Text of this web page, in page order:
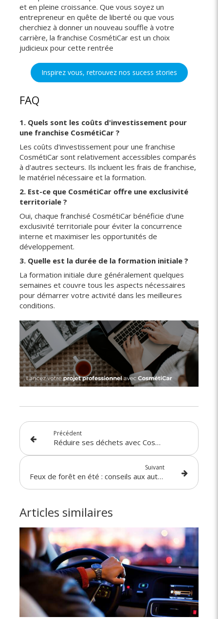
et en pleine croissance. Que vous soyez un
entrepreneur en quête de liberté ou que vous
cherchiez à donner un nouveau souffle à votre
carrière, la franchise CosmétiCar est un choix
judicieux pour cette rentrée
Inspirez vous, retrouvez nos sucess stories
FAQ
1. Quels sont les coûts d'investissement pour
une franchise CosmétiCar ?
Les coûts d'investissement pour une franchise
CosmétiCar sont relativement accessibles comparés
à d'autres secteurs. Ils incluent les frais de franchise,
le matériel nécessaire et la formation.
2. Est-ce que CosmétiCar offre une exclusivité
territoriale ?
Oui, chaque franchisé CosmétiCar bénéficie d'une
exclusivité territoriale pour éviter la concurrence
interne et maximiser les opportunités de
développement.
3. Quelle est la durée de la formation initiale ?
La formation initiale dure généralement quelques
semaines et couvre tous les aspects nécessaires
pour démarrer votre activité dans les meilleures
conditions.
Précédent
Réduire ses déchets avec CosmétiCar
Suivant
Feux de forêt en été : conseils aux automobilistes
Articles similaires